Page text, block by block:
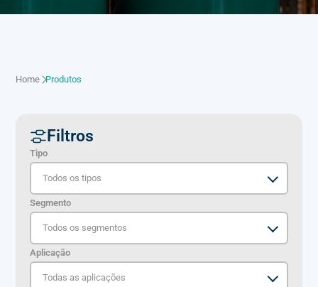
Home Produtos
Filtros
Tipo
Segmento
Aplicação